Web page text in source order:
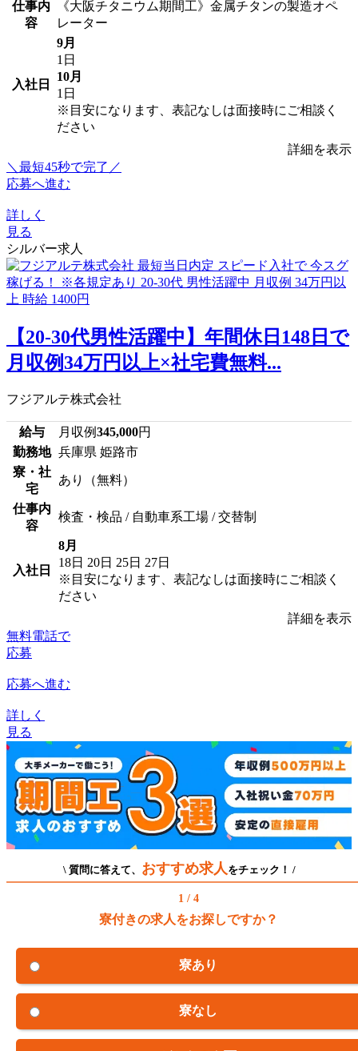
仕事内
容
《大阪チタニウム期間工》金属チタンの製造オペ
レーター
入社日
9月
1日
10月
1日
※目安になります、表記なしは面接時にご相談く
ださい
詳細を表示
＼最短45秒で完了／
応募へ進む
詳しく
見る
シルバー求人
【20-30代男性活躍中】年間休日148日で
月収例34万円以上×社宅費無料...
フジアルテ株式会社
給与 月収例345,000円
勤務地 兵庫県 姫路市
寮・社
宅
あり（無料）
仕事内
容
検査・検品 / 自動車系工場 / 交替制
入社日
8月
18日 20日 25日 27日
※目安になります、表記なしは面接時にご相談く
ださい
詳細を表示
無料電話で
応募
応募へ進む
詳しく
見る
\ 質問に答えて、 おすすめ求人 をチェック！ /
1 / 4
寮付きの求人をお探しですか？
寮あり
寮なし